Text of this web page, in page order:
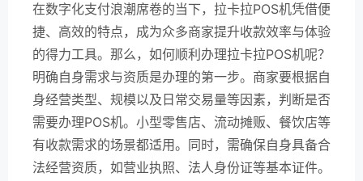
在数字化支付浪潮席卷的当下，拉卡拉POS机凭借便
捷、高效的特点，成为众多商家提升收款效率与体验
的得力工具。那么，如何顺利办理拉卡拉POS机呢？
明确自身需求与资质是办理的第一步。商家要根据自
身经营类型、规模以及日常交易量等因素，判断是否
需要办理POS机。小型零售店、流动摊贩、餐饮店等
有收款需求的场景都适用。同时，需确保自身具备合
法经营资质，如营业执照、法人身份证等基本证件。